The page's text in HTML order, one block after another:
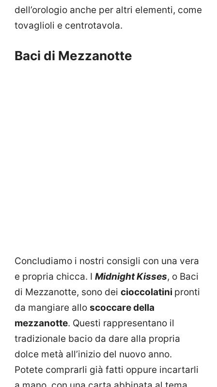
dell’orologio anche per altri elementi, come
tovaglioli e centrotavola.
Baci di Mezzanotte
Concludiamo i nostri consigli con una vera
e propria chicca. I Midnight Kisses, o Baci
di Mezzanotte, sono dei cioccolatini pronti
da mangiare allo scoccare della
mezzanotte. Questi rappresentano il
tradizionale bacio da dare alla propria
dolce metà all’inizio del nuovo anno.
Potete comprarli già fatti oppure incartarli